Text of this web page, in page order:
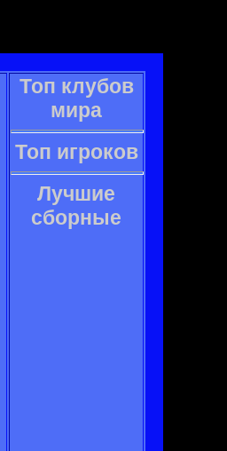
Топ клубов
мира
Топ игроков
Лучшие
сборные